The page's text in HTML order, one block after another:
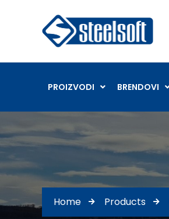
PROIZVODI BRENDOVI
Home Products